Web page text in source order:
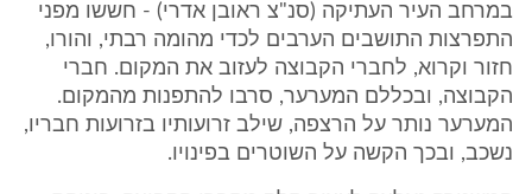
במרחב העיר העתיקה (סנ"צ ראובן אדרי) - חששו מפני
התפרצות התושבים הערבים לכדי מהומה רבתי, והורו,
חזור וקרוא, לחברי הקבוצה לעזוב את המקום. חברי
הקבוצה, ובכללם המערער, סרבו להתפנות מהמקום.
המערער נותר על הרצפה, שילב זרועותיו בזרועות חבריו,
נשכב, ובכך הקשה על השוטרים בפינויו.